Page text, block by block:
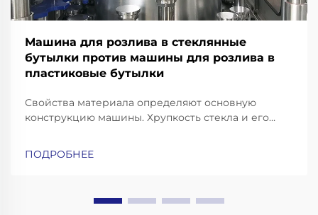
Машина для розлива в стеклянные
бутылки против машины для розлива в
пластиковые бутылки
Свойства материала определяют основную
конструкцию машины. Хрупкость стекла и его
амортизацией ударных нагрузок и высокоточные
ПОДРОБНЕЕ